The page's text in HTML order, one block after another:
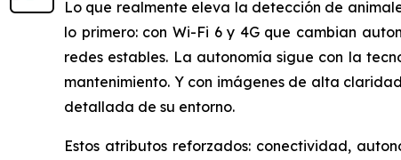
Lo que realmente eleva la detección de
lo primero: con Wi-Fi 6 y 4G que cambian
redes estables. La autonomía sigue con la
mantenimiento. Y con imágenes de alta
detallada de su entorno.
Estos atributos reforzados: conectividad,